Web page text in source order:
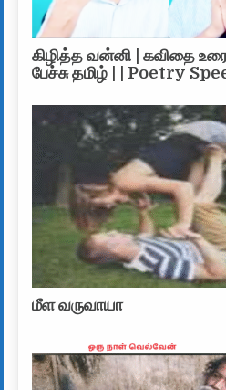
கிழித்த வன்னி | கவிதை
பேச்சு தமிழ் | | Poetry
மீள வருவாயா